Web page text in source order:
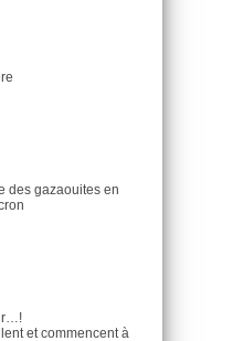
des gazaouites en
et commencent à